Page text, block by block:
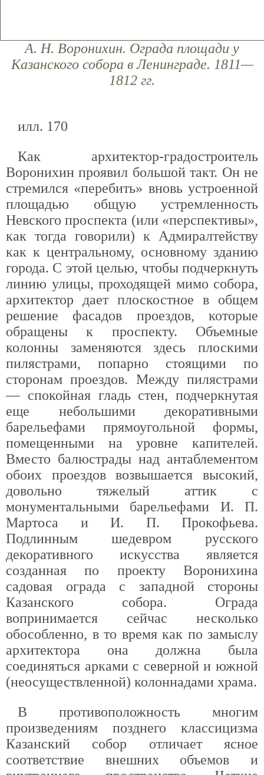
А. Н. Воронихин. Ограда площади у
Казанского собора в Ленинграде. 1811—
1812 гг.
илл. 170
Как архитектор-градостроитель
Воронихин проявил большой такт. Он не
стремился «перебить» вновь устроенной
площадью общую устремленность
Невского проспекта (или «перспективы»,
как тогда говорили) к Адмиралтейству
как к центральному, основному зданию
города. С этой целью, чтобы подчеркнуть
линию улицы, проходящей мимо собора,
архитектор дает плоскостное в общем
решение фасадов проездов, которые
обращены к проспекту. Объемные
колонны заменяются здесь плоскими
пилястрами, попарно стоящими по
сторонам проездов. Между пилястрами
— спокойная гладь стен, подчеркнутая
еще небольшими декоративными
барельефами прямоугольной формы,
помещенными на уровне капителей.
Вместо балюстрады над антаблементом
обоих проездов возвышается высокий,
довольно тяжелый аттик с
монументальными барельефами И. П.
Мартоса и И. П. Прокофьева.
Подлинным шедевром русского
декоративного искусства является
созданная по проекту Воронихина
садовая ограда с западной стороны
Казанского собора. Ограда
вопринимается сейчас несколько
обособленно, в то время как по замыслу
архитектора она должна была
соединяться арками с северной и южной
(неосуществленной) колоннадами храма.
В противоположность многим
произведениям позднего классицизма
Казанский собор отличает ясное
соответствие внешних объемов и